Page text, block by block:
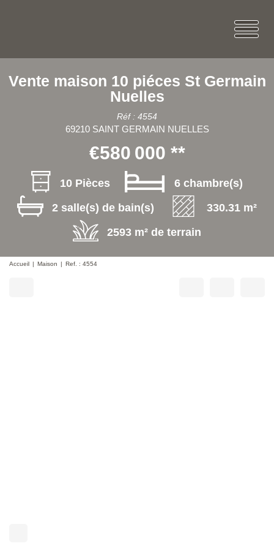
Vente maison 10 piéces St Germain
Nuelles
Réf : 4554
69210 SAINT GERMAIN NUELLES
€580 000 **
10 Pièces
6 chambre(s)
2 salle(s) de bain(s)
330.31 m²
2593 m² de terrain
Accueil Maison Ref. : 4554